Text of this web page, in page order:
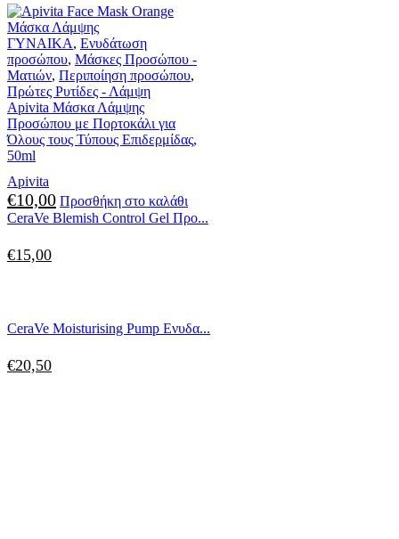
ΓΥΝΑΙΚΑ, Ενυδάτωση
προσώπου, Μάσκες Προσώπου -
Ματιών, Περιποίηση προσώπου,
Πρώτες Ρυτίδες - Λάμψη
Apivita Μάσκα Λάμψης
Προσώπου με Πορτοκάλι για
Όλους τους Τύπους Επιδερμίδας,
50ml
Apivita
€10,00 Προσθήκη στο καλάθι
CeraVe Blemish Control Gel Προ...
€15,00
CeraVe Moisturising Pump Ενυδα...
€20,50